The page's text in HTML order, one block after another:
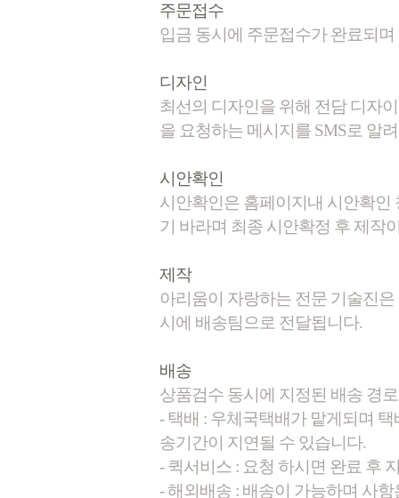
주문접수
입금 동시에 주문접수가 완료되
디자인
최선의 디자인을 위해 전담 디자
을 요청하는 메시지를 SMS로 알
시안확인
시안확인은 홈페이지내 시안확인
기 바라며 최종 시안확정 후 제작
제작
아리움이 자랑하는 전문 기술진
시에 배송팀으로 전달됩니다.
배송
상품검수 동시에 지정된 배송 경
- 택배 : 우체국택배가 맡게되며
송기간이 지연될 수 있습니다.
- 퀵서비스 : 요청 하시면 완료 후
- 해외배송 : 배송이 가능하며 사